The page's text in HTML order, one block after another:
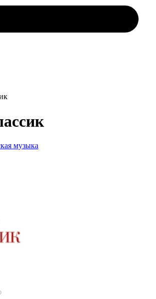
музыка